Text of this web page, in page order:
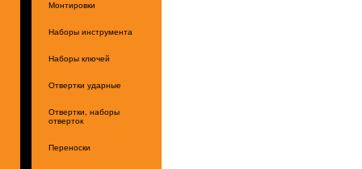
Монтировки
Наборы инструмента
Наборы ключей
Отвертки ударные
Отвертки, наборы
отверток
Переноски